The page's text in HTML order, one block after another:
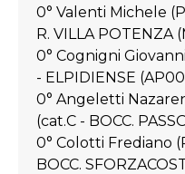
0° Valenti Michele
R. VILLA POTENZA
0° Cognigni
- ELPIDIENSE
0° Angeletti
(cat.C - BOCC.
0° Colotti Frediano
BOCC.